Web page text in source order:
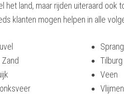
het land, maar rijden uiteraard
klanten mogen helpen in alle
Tilburg
Veen
Vlijmen